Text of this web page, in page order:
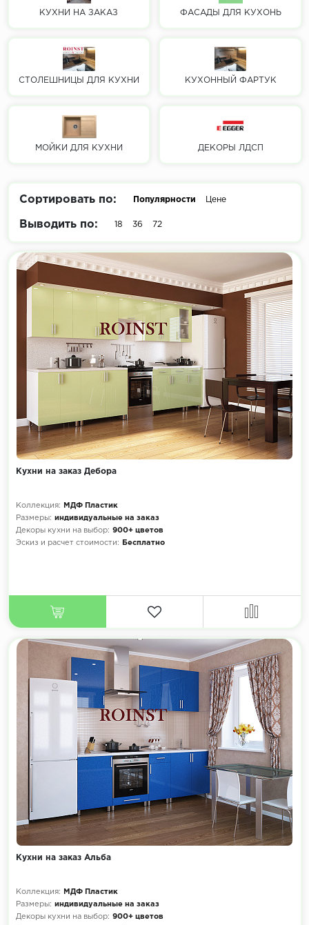
КУХНИ НА ЗАКАЗ ФАСАДЫ ДЛЯ КУХОНЬ
СТОЛЕШНИЦЫ ДЛЯ КУХНИ КУХОННЫЙ ФАРТУК
МОЙКИ ДЛЯ КУХНИ ДЕКОРЫ ЛДСП
Сортировать по: Популярности Цене
Выводить по: 18 36 72
Кухни на заказ Дебора
Коллекция:
МДФ Пластик
Размеры: индивидуальные на заказ
Декоры кухни на выбор: 900+ цветов
Эскиз и расчет стоимости:
Бесплатно
Кухни на заказ Альба
Коллекция:
МДФ Пластик
Размеры: индивидуальные на заказ
Декоры кухни на выбор: 900+ цветов